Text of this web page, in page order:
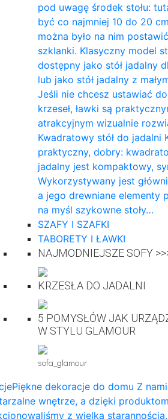
pod uwagę środek stołu:
być co najmniej 10 do 20
można było na nim
szklanki. Klasyczny model
dostępny jako stół jadalny
lub jako stół jadalny z
Jeśli nie chcesz ustawiać
krzeseł, ławki są
atrakcyjnym wizualnie
Kwadratowy stół do ​​jadalni
praktyczny, dobry:
jadalny jest kompaktowy,
Wykorzystywany jest
a jego drewniane elementy
na myśl szykowne stoły…
SZAFY I SZAFKI
TABORETY I ŁAWKI
NAJMODNIEJSZE SOFY
KRZESŁA DO JADALNI
5 POMYSŁÓW JAK
W STYLU GLAMOUR
sofa_glamour
Piękne dekoracje do domu Z
wnętrze, a dzięki
z wielką